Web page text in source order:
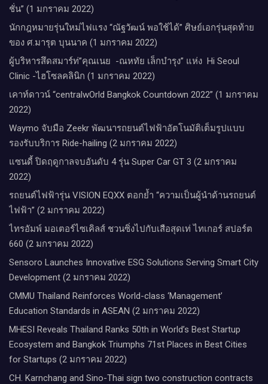
ชั่น” (1 มกราคม 2022)
นักกฎหมายรุ่นใหม่ไฟแรง “ณัฐวัฒน์ พอใช้ได้” ศิษย์เอกรุ่นสุดท้าย
ของ ศ.มารุต บุนนาค (1 มกราคม 2022)
ผู้บริหารสึดสมาร์ท่”คุณเนย -ณหทัย เล็กบำรุง” แห่ง Hi Seoul
Clinic -ไฮโซลคลินิก (1 มกราคม 2022)
เคาท์ดาวน์​ “centralwOrld Bangkok Countdown 2022” (1 มกราคม
2022)
Waymo จับมือ Zeekr พัฒนารถยนต์ไฟฟ้าอัตโนมัติเต็มรูปแบบ
รองรับบริการ Ride-hailing (2 มกราคม 2022)
แซนดี้ ปิดฤดูกาลจบอันดับ 4 รุ่น Super Car GT 3 (2 มกราคม
2022)
รถยนต์ไฟฟ้ารุ่น VISION EQXX ตอกย้ำ “ความเป็นผู้นำด้านรถยนต์
ไฟฟ้า” (2 มกราคม 2022)
ไทรอัมพ์ มอเตอร์ไซเคิลส์ ชวนซิ่งไปกับเสือสุดเท่ ไทเกอร์ สปอร์ต
660 (2 มกราคม 2022)
Sensoro Launches Innovative ESG Solutions Serving Smart City
Development (2 มกราคม 2022)
CMMU Thailand Reinforces World-class ‘Management’
Education Standards in ASEAN (2 มกราคม 2022)
MHESI Reveals Thailand Ranks 50th in World’s Best Startup
Ecosystem and Bangkok Triumphs 71st Places in Best Cities
for Startups (2 มกราคม 2022)
CH. Karnchang and Sino-Thai sign two construction contracts